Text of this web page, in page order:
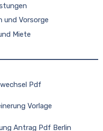
und Vorsorge
Miete
Pdf
Vorlage
Antrag Pdf Berlin